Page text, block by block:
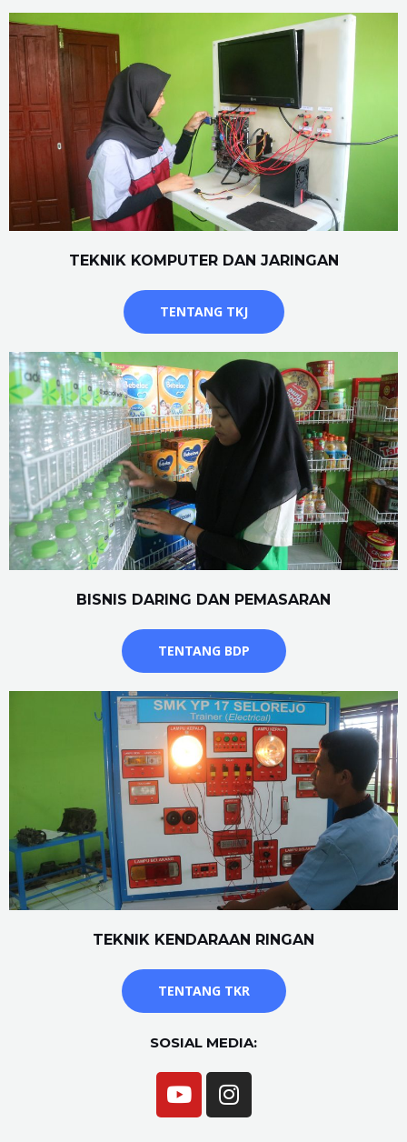
TEKNIK KOMPUTER DAN JARINGAN
TENTANG TKJ
BISNIS DARING DAN PEMASARAN
TENTANG BDP
TEKNIK KENDARAAN RINGAN
TENTANG TKR
SOSIAL MEDIA: